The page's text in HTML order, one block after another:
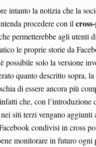
intanto la notizia che la
procedere con il
permetterebbe agli utenti
le proprie storie da
possibile solo la versione
quanto descritto sopra,
di essere ancora più
che, con l’introduzione
siti terzi vengano aggiunti
condivisi in cross
monitorare in futuro ogni